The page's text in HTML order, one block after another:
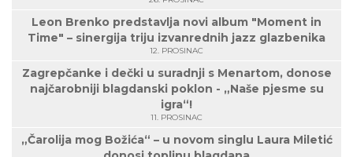
Leon Brenko predstavlja novi album "Moment in
Time" – sinergija triju izvanrednih jazz glazbenika
12. PROSINAC
Zagrepčanke i dečki u suradnji s Menartom, donose
najčarobniji blagdanski poklon - „Naše pjesme su
igra“!
11. PROSINAC
„Čarolija mog Božića“ – u novom singlu Laura Miletić